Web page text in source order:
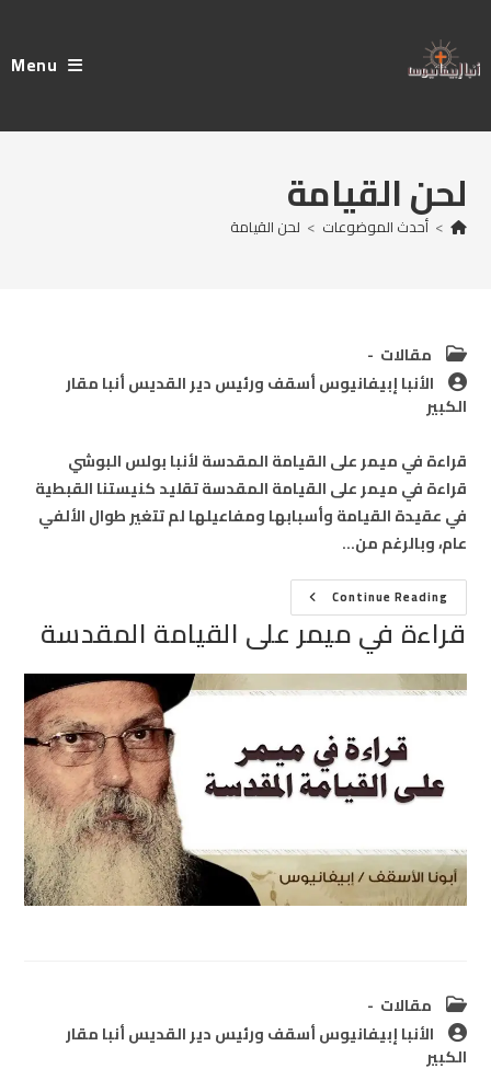
content
Menu
لحن القيامة
> أحدث الموضوعات > لحن القيامة
Post
category:
مقالات
Post
author:
الأنبا إبيفانيوس أسقف ورئيس دير القديس أنبا مقار
الكبير
قراءة في ميمر على القيامة المقدسة لأنبا بولس البوشي
قراءة في ميمر على القيامة المقدسة تقليد كنيستنا القبطية
في عقيدة القيامة وأسبابها ومفاعيلها لم تتغير طوال الألفي
عام، وبالرغم من…
Continue Readingقراءة
في
ميمر
على
المقدسة
قراءة في ميمر على القيامة المقدسة
Post
category:
مقالات
Post
author:
الأنبا إبيفانيوس أسقف ورئيس دير القديس أنبا مقار
الكبير